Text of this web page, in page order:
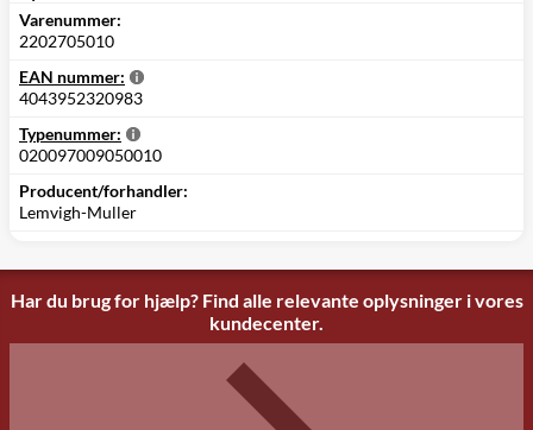
Varenummer:
2202705010
EAN nummer:
4043952320983
Typenummer:
020097009050010
Producent/forhandler:
Lemvigh-Muller
Har du brug for hjælp? Find alle relevante oplysninger i vores
kundecenter.